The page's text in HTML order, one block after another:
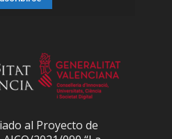
al Proyecto de